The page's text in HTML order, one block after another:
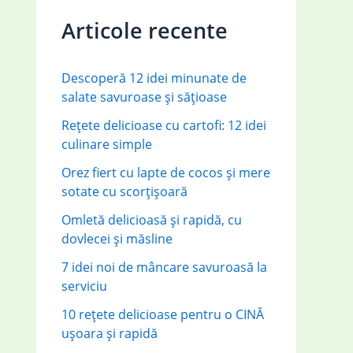
h
o
Articole recente
Descoperă 12 idei minunate de
salate savuroase și sățioase
Rețete delicioase cu cartofi: 12 idei
culinare simple
Orez fiert cu lapte de cocos și mere
sotate cu scorțișoară
Omletă delicioasă și rapidă, cu
dovlecei și măsline
7 idei noi de mâncare savuroasă la
serviciu
10 rețete delicioase pentru o CINĂ
ușoara și rapidă